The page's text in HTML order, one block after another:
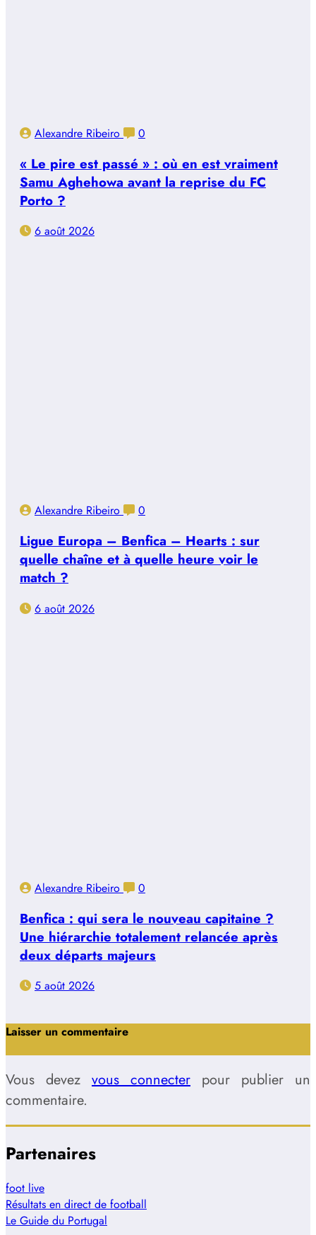
Alexandre Ribeiro 0
« Le pire est passé » : où en est vraiment
Samu Aghehowa avant la reprise du FC
Porto ?
6 août 2026
Alexandre Ribeiro 0
Ligue Europa – Benfica – Hearts : sur
quelle chaîne et à quelle heure voir le
match ?
6 août 2026
Alexandre Ribeiro 0
Benfica : qui sera le nouveau capitaine ?
Une hiérarchie totalement relancée après
deux départs majeurs
5 août 2026
Laisser un commentaire
Vous devez vous connecter pour publier un
commentaire.
Partenaires
foot live
Résultats en direct de football
Le Guide du Portugal